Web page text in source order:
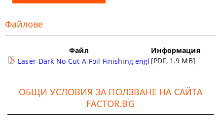
Файлове
Файл
Информация
Laser-Dark No-Cut A-Foil Finishing engl [PDF, 1.9 MB]
ОБЩИ УСЛОВИЯ ЗА ПОЛЗВАНЕ НА САЙТА
FACTOR.BG